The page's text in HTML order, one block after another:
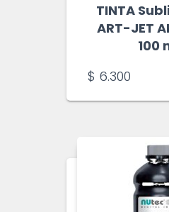
TINTA
ART-JET
100
$ 6.300